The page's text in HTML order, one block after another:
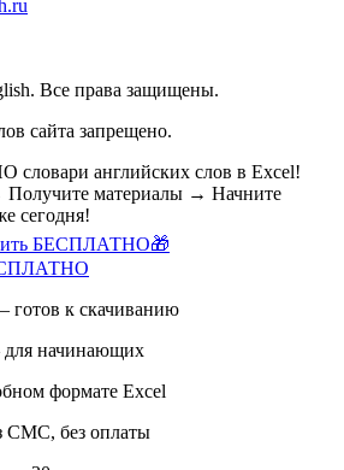
Все права защищены.
сайта запрещено.
английских слов в Excel!
материалы → Начните
сегодня!
БЕСПЛАТНО🎁
готов к скачиванию
для начинающих
формате Excel
СМС, без оплаты